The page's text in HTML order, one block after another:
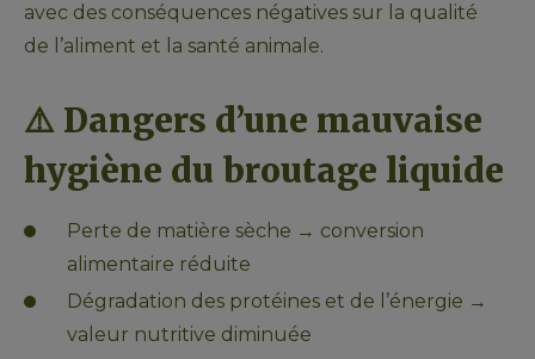
avec des conséquences négatives sur la qualité
de l’aliment et la santé animale.
⚠️ Dangers d’une mauvaise
hygiène du broutage liquide
Perte de matière sèche → conversion
alimentaire réduite
Dégradation des protéines et de l’énergie →
valeur nutritive diminuée